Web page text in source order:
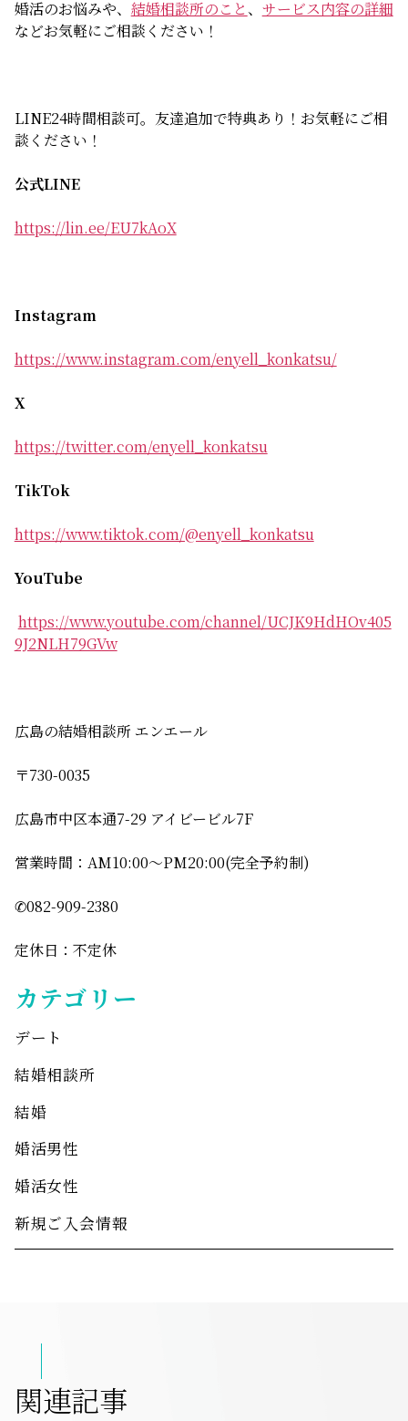
婚活のお悩みや、 結婚相談所のこと、 サービス内容の詳細
などお気軽にご相談ください！
LINE24時間相談可。友達追加で特典あり！お気軽にご相
談ください！
公式LINE
https://lin.ee/EU7kAoX
Instagram
https://www.instagram.com/enyell_konkatsu/
X
https://twitter.com/enyell_konkatsu
TikTok
https://www.tiktok.com/@enyell_konkatsu
YouTube
https://www.youtube.com/channel/UCJK9HdHOv405
9J2NLH79GVw
広島の結婚相談所 エンエール
〒730-0035
広島市中区本通7-29 アイビービル7F
営業時間：AM10:00〜PM20:00(完全予約制)
✆082-909-2380
定休日：不定休
カテゴリー
デート
結婚相談所
結婚
婚活男性
婚活女性
新規ご入会情報
関連記事